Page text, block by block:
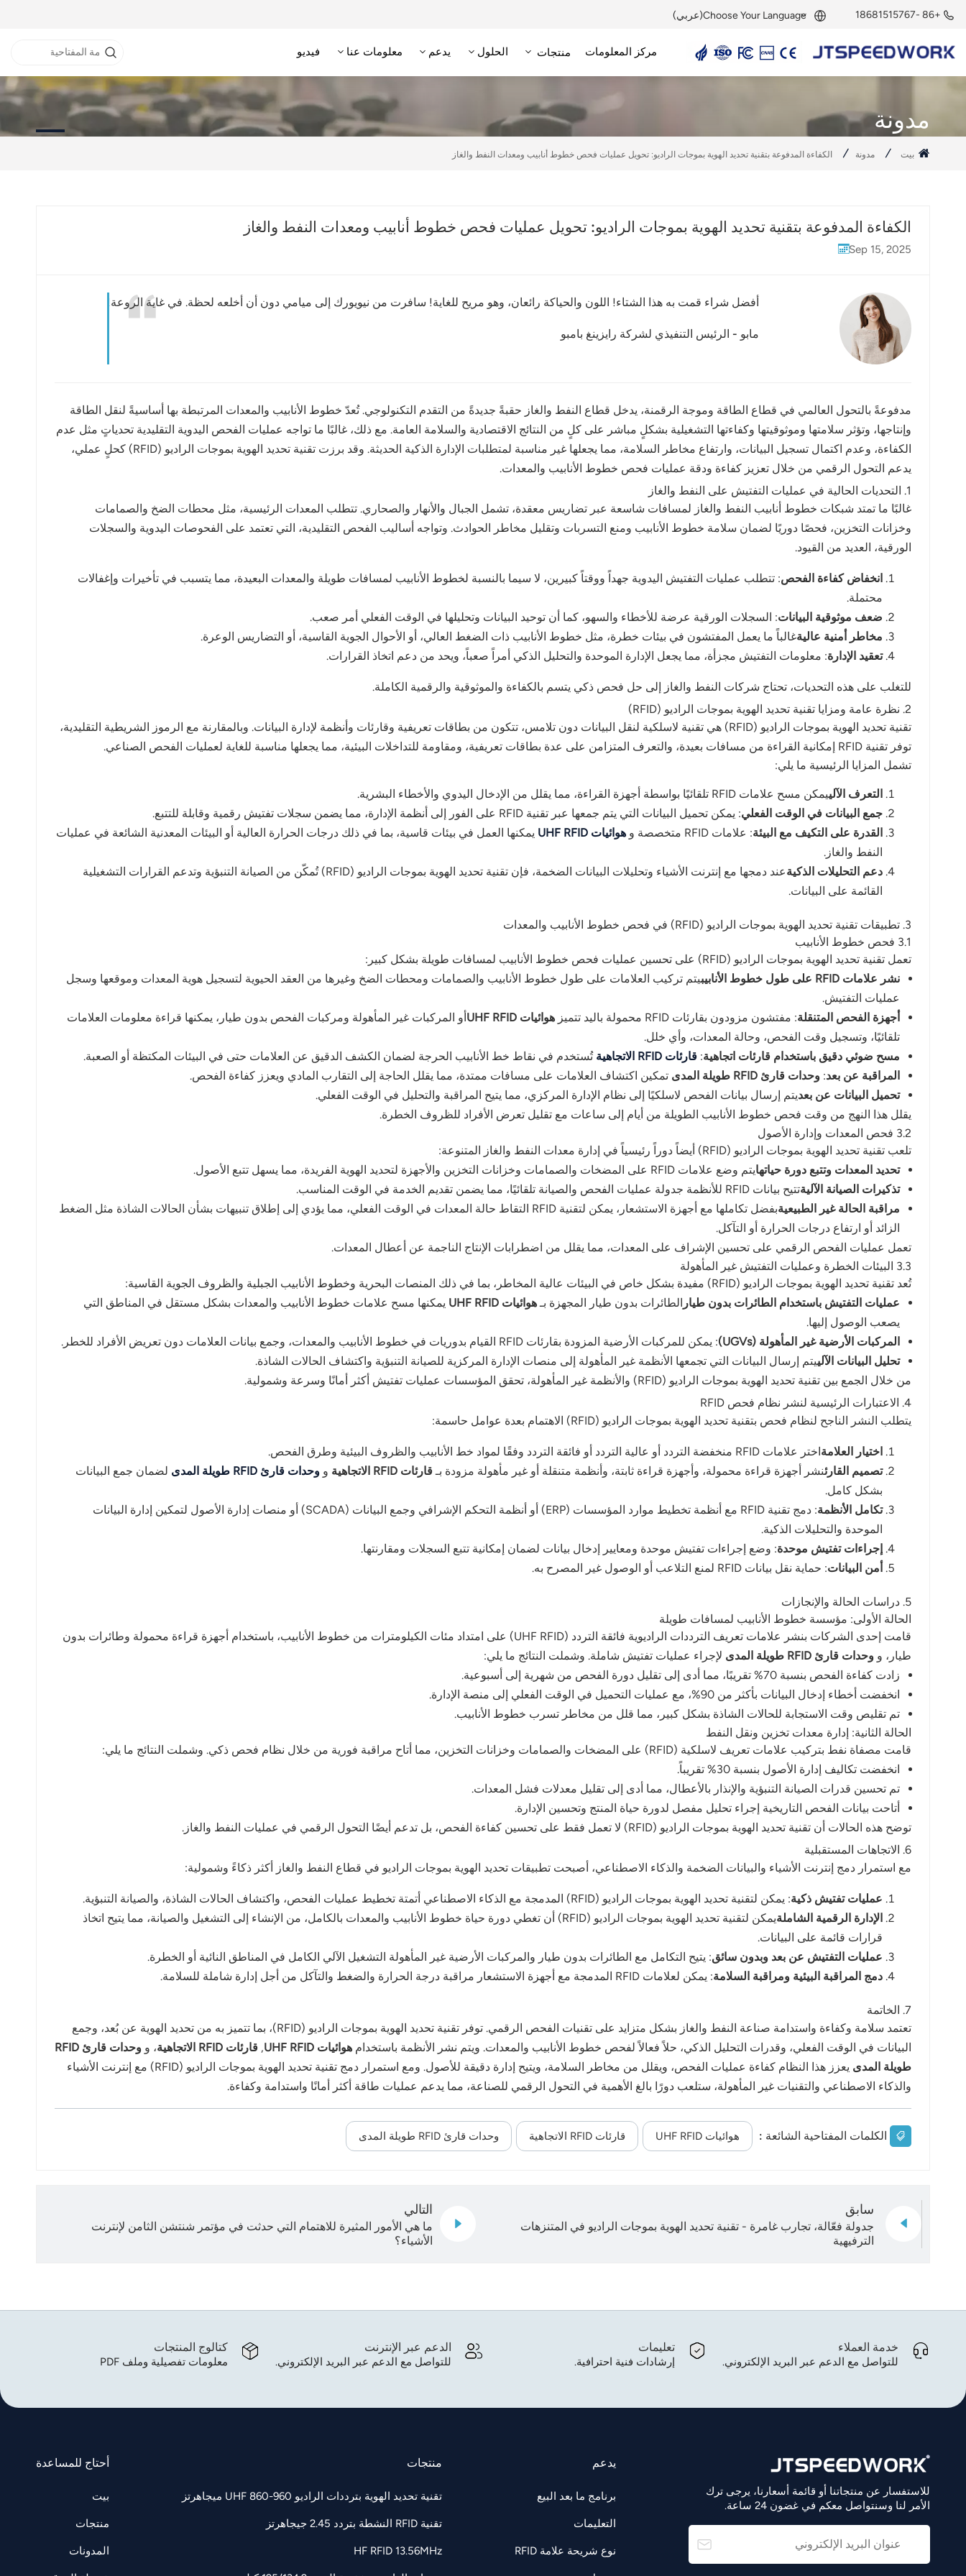
+86 -18681515767 Choose Your Language(عربي)
English
Deutsch
Español
Türk
Ελληνικά
Melayu
Polski
Indonesia
norsk
magyar
مركز المعلومات منتجات الحلول يدعم معلومات عنا فيديو
مدونة
بيت مدونة الكفاءة المدفوعة بتقنية تحديد الهوية بموجات الراديو: تحويل عمليات فحص خطوط أنابيب ومعدات النفط والغاز
الكفاءة المدفوعة بتقنية تحديد الهوية بموجات الراديو: تحويل عمليات فحص خطوط أنابيب ومعدات النفط والغاز
Sep 15, 2025
أفضل شراء قمت به هذا الشتاء! اللون والحياكة رائعان، وهو مريح للغاية! سافرت من نيويورك إلى ميامي دون أن أخلعه لحظة. في غاية الروعة!
مابو - الرئيس التنفيذي لشركة رايزينغ بامبو
مدفوعةً بالتحول العالمي في قطاع الطاقة وموجة الرقمنة، يدخل قطاع النفط والغاز حقبةً جديدةً من التقدم التكنولوجي. تُعدّ خطوط الأنابيب والمعدات المرتبطة بها أساسيةً لنقل الطاقة
وإنتاجها، وتؤثر سلامتها وموثوقيتها وكفاءتها التشغيلية بشكلٍ مباشر على كلٍ من النتائج الاقتصادية والسلامة العامة. مع ذلك، غالبًا ما تواجه عمليات الفحص اليدوية التقليدية تحدياتٍ مثل عدم
الكفاءة، وعدم اكتمال تسجيل البيانات، وارتفاع مخاطر السلامة، مما يجعلها غير مناسبة لمتطلبات الإدارة الذكية الحديثة. وقد برزت تقنية تحديد الهوية بموجات الراديو (RFID) كحلٍ عملي،
يدعم التحول الرقمي من خلال تعزيز كفاءة ودقة عمليات فحص خطوط الأنابيب والمعدات.
1. التحديات الحالية في عمليات التفتيش على النفط والغاز
غالبًا ما تمتد شبكات خطوط أنابيب النفط والغاز لمسافات شاسعة عبر تضاريس معقدة، تشمل الجبال والأنهار والصحاري. تتطلب المعدات الرئيسية، مثل محطات الضخ والصمامات
وخزانات التخزين، فحصًا دوريًا لضمان سلامة خطوط الأنابيب ومنع التسربات وتقليل مخاطر الحوادث. وتواجه أساليب الفحص التقليدية، التي تعتمد على الفحوصات اليدوية والسجلات
الورقية، العديد من القيود.
انخفاض كفاءة الفحص: تتطلب عمليات التفتيش اليدوية جهداً ووقتاً كبيرين، لا سيما بالنسبة لخطوط الأنابيب لمسافات طويلة والمعدات البعيدة، مما يتسبب في تأخيرات وإغفالات
محتملة.
ضعف موثوقية البيانات: السجلات الورقية عرضة للأخطاء والسهو، كما أن توحيد البيانات وتحليلها في الوقت الفعلي أمر صعب.
مخاطر أمنية عاليةغالباً ما يعمل المفتشون في بيئات خطرة، مثل خطوط الأنابيب ذات الضغط العالي، أو الأحوال الجوية القاسية، أو التضاريس الوعرة.
تعقيد الإدارة: معلومات التفتيش مجزأة، مما يجعل الإدارة الموحدة والتحليل الذكي أمراً صعباً، ويحد من دعم اتخاذ القرارات.
للتغلب على هذه التحديات، تحتاج شركات النفط والغاز إلى حل فحص ذكي يتسم بالكفاءة والموثوقية والرقمية الكاملة.
2. نظرة عامة ومزايا تقنية تحديد الهوية بموجات الراديو (RFID)
تقنية تحديد الهوية بموجات الراديو (RFID) هي تقنية لاسلكية لنقل البيانات دون تلامس، تتكون من بطاقات تعريفية وقارئات وأنظمة لإدارة البيانات. وبالمقارنة مع الرموز الشريطية التقليدية،
توفر تقنية RFID إمكانية القراءة من مسافات بعيدة، والتعرف المتزامن على عدة بطاقات تعريفية، ومقاومة للتداخلات البيئية، مما يجعلها مناسبة للغاية لعمليات الفحص الصناعي.
تشمل المزايا الرئيسية ما يلي:
التعرف الآلييمكن مسح علامات RFID تلقائيًا بواسطة أجهزة القراءة، مما يقلل من الإدخال اليدوي والأخطاء البشرية.
جمع البيانات في الوقت الفعلي: يمكن تحميل البيانات التي يتم جمعها عبر تقنية RFID على الفور إلى أنظمة الإدارة، مما يضمن سجلات تفتيش رقمية وقابلة للتتبع.
القدرة على التكيف مع البيئة: علامات RFID متخصصة و هوائيات UHF RFID
يمكنها العمل في بيئات قاسية، بما في ذلك درجات الحرارة العالية أو البيئات المعدنية الشائعة في عمليات
النفط والغاز.
دعم التحليلات الذكية
عند دمجها مع إنترنت الأشياء وتحليلات البيانات الضخمة، فإن تقنية تحديد الهوية بموجات الراديو (RFID) تُمكّن من الصيانة التنبؤية وتدعم القرارات التشغيلية
القائمة على البيانات.
3. تطبيقات تقنية تحديد الهوية بموجات الراديو (RFID) في فحص خطوط الأنابيب والمعدات
3.1 فحص خطوط الأنابيب
تعمل تقنية تحديد الهوية بموجات الراديو (RFID) على تحسين عمليات فحص خطوط الأنابيب لمسافات طويلة بشكل كبير:
نشر علامات RFID على طول خطوط الأنابيب
يتم تركيب العلامات على طول خطوط الأنابيب والصمامات ومحطات الضخ وغيرها من العقد الحيوية لتسجيل هوية المعدات وموقعها وسجل
عمليات التفتيش.
أجهزة الفحص المتنقلة: مفتشون مزودون بقارئات RFID محمولة باليد تتميز هوائيات UHF RFID
أو المركبات غير المأهولة ومركبات الفحص بدون طيار، يمكنها قراءة معلومات العلامات
تلقائيًا، وتسجيل وقت الفحص، وحالة المعدات، وأي خلل.
مسح ضوئي دقيق باستخدام قارئات اتجاهية: قارئات RFID الاتجاهية
تُستخدم في نقاط خط الأنابيب الحرجة لضمان الكشف الدقيق عن العلامات حتى في البيئات المكتظة أو الصعبة.
المراقبة عن بعد: وحدات قارئ RFID طويلة المدى
تمكين اكتشاف العلامات على مسافات ممتدة، مما يقلل الحاجة إلى التقارب المادي ويعزز كفاءة الفحص.
تحميل البيانات عن بعديتم إرسال بيانات الفحص لاسلكيًا إلى نظام الإدارة المركزي، مما يتيح المراقبة والتحليل في الوقت الفعلي.
يقلل هذا النهج من وقت فحص خطوط الأنابيب الطويلة من أيام إلى ساعات مع تقليل تعرض الأفراد للظروف الخطرة.
3.2 فحص المعدات وإدارة الأصول
تلعب تقنية تحديد الهوية بموجات الراديو (RFID) أيضاً دوراً رئيسياً في إدارة معدات النفط والغاز المتنوعة:
تحديد المعدات وتتبع دورة حياتهايتم وضع علامات RFID على المضخات والصمامات وخزانات التخزين والأجهزة لتحديد الهوية الفريدة، مما يسهل تتبع الأصول.
تذكيرات الصيانة الآليةتتيح بيانات RFID للأنظمة جدولة عمليات الفحص والصيانة تلقائيًا، مما يضمن تقديم الخدمة في الوقت المناسب.
مراقبة الحالة غير الطبيعية
بفضل تكاملها مع أجهزة الاستشعار، يمكن لتقنية RFID التقاط حالة المعدات في الوقت الفعلي، مما يؤدي إلى إطلاق تنبيهات بشأن الحالات الشاذة مثل الضغط
الزائد أو ارتفاع درجات الحرارة أو التآكل.
تعمل عمليات الفحص الرقمي على تحسين الإشراف على المعدات، مما يقلل من اضطرابات الإنتاج الناجمة عن أعطال المعدات.
3.3 البيئات الخطرة وعمليات التفتيش غير المأهولة
تُعد تقنية تحديد الهوية بموجات الراديو (RFID) مفيدة بشكل خاص في البيئات عالية المخاطر، بما في ذلك المنصات البحرية وخطوط الأنابيب الجبلية والظروف الجوية القاسية:
عمليات التفتيش باستخدام الطائرات بدون طيار الطائرات بدون طيار المجهزة بـهوائيات UHF RFID
يمكنها مسح علامات خطوط الأنابيب والمعدات بشكل مستقل في المناطق التي
يصعب الوصول إليها.
المركبات الأرضية غير المأهولة (UGVs)
: يمكن للمركبات الأرضية المزودة بقارئات RFID القيام بدوريات في خطوط الأنابيب والمعدات، وجمع بيانات العلامات دون تعريض الأفراد للخطر.
تحليل البيانات الآلييتم إرسال البيانات التي تجمعها الأنظمة غير المأهولة إلى منصات الإدارة المركزية للصيانة التنبؤية واكتشاف الحالات الشاذة.
من خلال الجمع بين تقنية تحديد الهوية بموجات الراديو (RFID) والأنظمة غير المأهولة، تحقق المؤسسات عمليات تفتيش أكثر أمانًا وسرعة وشمولية.
4. الاعتبارات الرئيسية لنشر نظام فحص RFID
يتطلب النشر الناجح لنظام فحص بتقنية تحديد الهوية بموجات الراديو (RFID) الاهتمام بعدة عوامل حاسمة:
اختيار العلامة اختر علامات RFID منخفضة التردد أو عالية التردد أو فائقة التردد وفقًا لمواد خط الأنابيب والظروف البيئية وطرق الفحص.
تصميم القارئنشر أجهزة قراءة محمولة، وأجهزة قراءة ثابتة، وأنظمة متنقلة أو غير مأهولة مزودة بـقارئات RFID الاتجاهية و وحدات قارئ RFID طويلة المدى
لضمان جمع البيانات
بشكل كامل.
تكامل الأنظمة
: دمج تقنية RFID مع أنظمة تخطيط موارد المؤسسات (ERP) أو أنظمة التحكم الإشرافي وجمع البيانات (SCADA) أو منصات إدارة الأصول لتمكين إدارة البيانات
الموحدة والتحليلات الذكية.
إجراءات تفتيش موحدة: وضع إجراءات تفتيش موحدة ومعايير إدخال بيانات لضمان إمكانية تتبع السجلات ومقارنتها.
أمن البيانات: حماية نقل بيانات RFID لمنع التلاعب أو الوصول غير المصرح به.
5. دراسات الحالة والإنجازات
الحالة الأولى: مؤسسة خطوط الأنابيب لمسافات طويلة
قامت إحدى الشركات بنشر علامات تعريف الترددات الراديوية فائقة التردد (UHF RFID) على امتداد مئات الكيلومترات من خطوط الأنابيب، باستخدام أجهزة قراءة محمولة وطائرات بدون
طيار، و وحدات قارئ RFID طويلة المدى
لإجراء عمليات تفتيش شاملة. وشملت النتائج ما يلي:
زادت كفاءة الفحص بنسبة 70% تقريبًا، مما أدى إلى تقليل دورة الفحص من شهرية إلى أسبوعية.
انخفضت أخطاء إدخال البيانات بأكثر من 90%، مع عمليات التحميل في الوقت الفعلي إلى منصة الإدارة.
تم تقليص وقت الاستجابة للحالات الشاذة بشكل كبير، مما قلل من مخاطر تسرب خطوط الأنابيب.
الحالة الثانية: إدارة معدات تخزين ونقل النفط
قامت مصفاة نفط بتركيب علامات تعريف لاسلكية (RFID) على المضخات والصمامات وخزانات التخزين، مما أتاح مراقبة فورية من خلال نظام فحص ذكي. وشملت النتائج ما يلي:
انخفضت تكاليف إدارة الأصول بنسبة 30% تقريباً.
تم تحسين قدرات الصيانة التنبؤية والإنذار بالأعطال، مما أدى إلى تقليل معدلات فشل المعدات.
أتاحت بيانات الفحص التاريخية إجراء تحليل مفصل لدورة حياة المنتج وتحسين الإدارة.
توضح هذه الحالات أن تقنية تحديد الهوية بموجات الراديو (RFID) لا تعمل فقط على تحسين كفاءة الفحص، بل تدعم أيضًا التحول الرقمي في عمليات النفط والغاز.
6. الاتجاهات المستقبلية
مع استمرار دمج إنترنت الأشياء والبيانات الضخمة والذكاء الاصطناعي، أصبحت تطبيقات تحديد الهوية بموجات الراديو في قطاع النفط والغاز أكثر ذكاءً وشمولية:
عمليات تفتيش ذكية: يمكن لتقنية تحديد الهوية بموجات الراديو (RFID) المدمجة مع الذكاء الاصطناعي أتمتة تخطيط عمليات الفحص، واكتشاف الحالات الشاذة، والصيانة التنبؤية.
الإدارة الرقمية الشاملة
يمكن لتقنية تحديد الهوية بموجات الراديو (RFID) أن تغطي دورة حياة خطوط الأنابيب والمعدات بالكامل، من الإنشاء إلى التشغيل والصيانة، مما يتيح اتخاذ
قرارات قائمة على البيانات.
عمليات التفتيش عن بعد وبدون سائق: يتيح التكامل مع الطائرات بدون طيار والمركبات الأرضية غير المأهولة التشغيل الآلي الكامل في المناطق النائية أو الخطرة.
دمج المراقبة البيئية ومراقبة السلامة: يمكن لعلامات RFID المدمجة مع أجهزة الاستشعار مراقبة درجة الحرارة والضغط والتآكل من أجل إدارة شاملة للسلامة.
7. الخاتمة
تعتمد سلامة وكفاءة واستدامة صناعة النفط والغاز بشكل متزايد على تقنيات الفحص الرقمي. توفر تقنية تحديد الهوية بموجات الراديو (RFID)، بما تتميز به من تحديد الهوية عن بُعد، وجمع
البيانات في الوقت الفعلي، وقدرات التحليل الذكي، حلاً فعالاً لفحص خطوط الأنابيب والمعدات. ويتم نشر الأنظمة باستخدام هوائيات UHF RFID , قارئات RFID الاتجاهية ، و
وحدات قارئ RFID
طويلة المدى
يعزز هذا النظام كفاءة عمليات الفحص، ويقلل من مخاطر السلامة، ويتيح إدارة دقيقة للأصول. ومع استمرار دمج تقنية تحديد الهوية بموجات الراديو (RFID) مع إنترنت الأشياء
والذكاء الاصطناعي والتقنيات غير المأهولة، ستلعب دورًا بالغ الأهمية في التحول الرقمي للصناعة، مما يدعم عمليات طاقة أكثر أمانًا واستدامة وكفاءة.
الكلمات المفتاحية الشائعة : هوائيات UHF RFID قارئات RFID الاتجاهية وحدات قارئ RFID طويلة المدى
سابق
جدولة فعّالة، تجارب غامرة - تقنية تحديد الهوية بموجات الراديو في المتنزهات
الترفيهية
التالي
ما هي الأمور المثيرة للاهتمام التي حدثت في مؤتمر شنتشن الثامن لإنترنت
الأشياء؟
كتالوج المنتجات
معلومات تفصيلية وملف PDF
الدعم عبر الإنترنت
للتواصل مع الدعم عبر البريد الإلكتروني.
تعليمات
إرشادات فنية احترافية.
خدمة العملاء
للتواصل مع الدعم عبر البريد الإلكتروني.
للاستفسار عن منتجاتنا أو قائمة أسعارنا، يرجى ترك
الأمر لنا وسنتواصل معكم في غضون 24 ساعة.
يدعم
برنامج ما بعد البيع
التعليمات
نوع شريحة علامة RFID
منتجات
تقنية تحديد الهوية بترددات الراديو UHF 860-960 ميجاهرتز
تقنية RFID النشطة بتردد 2.45 جيجاهرتز
HF RFID 13.56MHz
أحتاج للمساعدة
بيت
منتجات
المدونات